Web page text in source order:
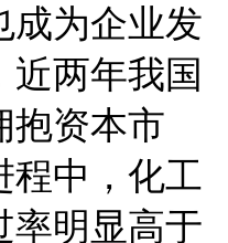
成为企业发
近两年我国
抱资本市
程中，化工
率明显高于